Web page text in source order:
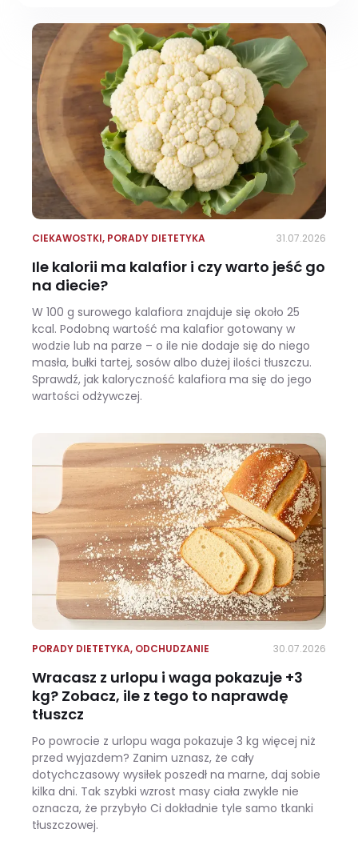
CIEKAWOSTKI, PORADY DIETETYKA 31.07.2026
Ile kalorii ma kalafior i czy warto jeść go
na diecie?
W 100 g surowego kalafiora znajduje się około 25
kcal. Podobną wartość ma kalafior gotowany w
wodzie lub na parze – o ile nie dodaje się do niego
masła, bułki tartej, sosów albo dużej ilości tłuszczu.
Sprawdź, jak kaloryczność kalafiora ma się do jego
wartości odżywczej.
PORADY DIETETYKA, ODCHUDZANIE 30.07.2026
Wracasz z urlopu i waga pokazuje +3
kg? Zobacz, ile z tego to naprawdę
tłuszcz
Po powrocie z urlopu waga pokazuje 3 kg więcej niż
przed wyjazdem? Zanim uznasz, że cały
dotychczasowy wysiłek poszedł na marne, daj sobie
kilka dni. Tak szybki wzrost masy ciała zwykle nie
oznacza, że przybyło Ci dokładnie tyle samo tkanki
tłuszczowej.